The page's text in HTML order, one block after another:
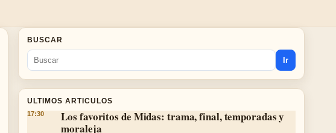
BUSCAR
Ir
ULTIMOS ARTICULOS
17:30
Los favoritos de Midas: trama, final, temporadas y
moraleja